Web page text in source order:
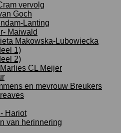
vervolg
Goch
Lanting
Maiwald
Makowska-Lubowiecka
1)
2)
CL Meijer
en mevrouw Breukers
Hariot
van herinnering